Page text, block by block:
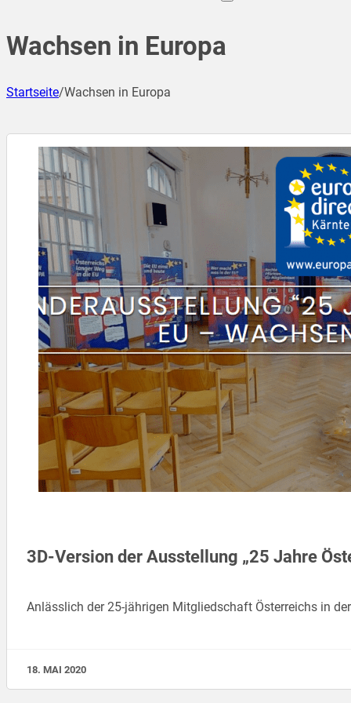
Wachsen in Europa
Startseite/Wachsen in Europa
3D-Version der Ausstellung „25 Jahre
Anlässlich der 25-jährigen Mitgliedschaft Österreichs in
18. MAI 2020